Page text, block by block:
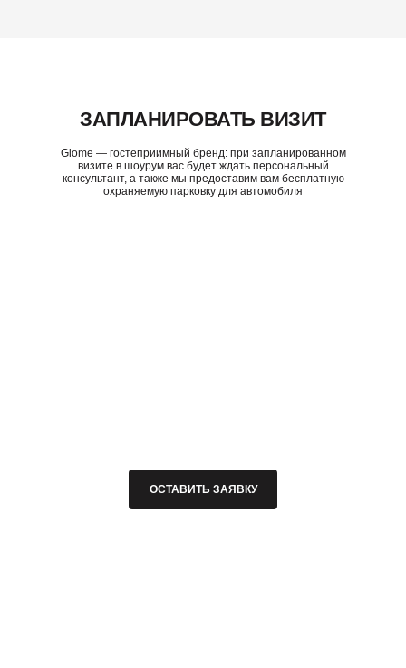
ЗАПЛАНИРОВАТЬ ВИЗИТ
Giome — гостеприимный бренд: при запланированном
визите в шоурум вас будет ждать персональный
консультант, а также мы предоставим вам бесплатную
охраняемую парковку для автомобиля
ОСТАВИТЬ ЗАЯВКУ